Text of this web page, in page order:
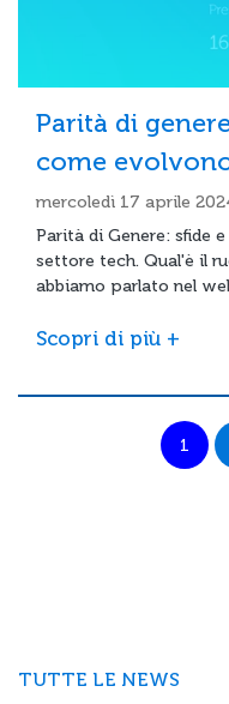
Parità di
come
mercoledì 17 aprile
Parità di Genere: sfide
settore tech. Qual'è il
abbiamo parlato nel
Scopri di più +
1
TUTTE LE NEWS